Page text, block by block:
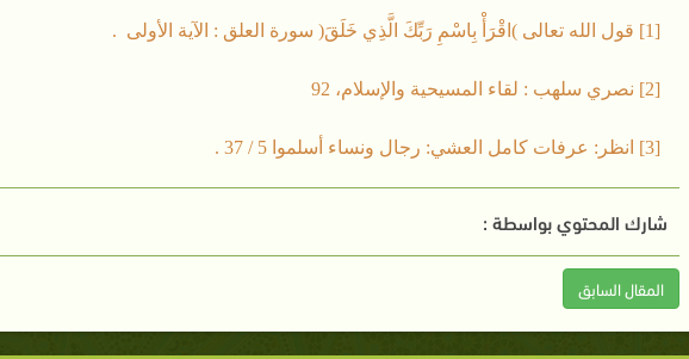
[1] قول الله تعالى )اقْرَأْ بِاسْمِ رَبِّكَ الَّذِي خَلَقَ( سورة العلق : الآية الأولى .
[2] نصري سلهب : لقاء المسيحية والإسلام، 92
[3] انظر: عرفات كامل العشي: رجال ونساء أسلموا 5 / 37 .
شارك المحتوي بواسطة :
المقال السابق